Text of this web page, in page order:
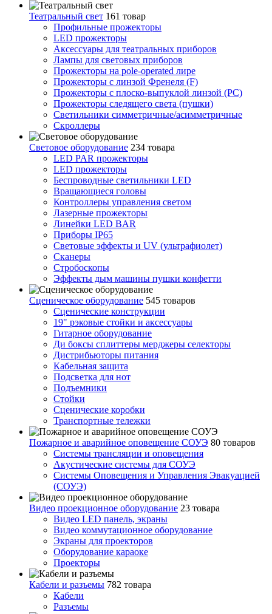
Театральный свет 161 товар
Профильные прожекторы
LED прожекторы
Аксессуары для театральных приборов
Лампы для световых приборов
Прожекторы на pole-operated лире
Прожекторы с линзой Френеля (F)
Прожекторы с плоско-выпуклой линзой (PC)
Прожекторы следящего света (пушки)
Светильники симметричные/асимметричные
Скроллеры
Световое оборудование 234 товара
LED PAR прожекторы
LED прожекторы
Беспроводные светильники LED
Вращающиеся головы
Контроллеры управления светом
Лазерные прожекторы
Линейки LED BAR
Приборы IP65
Световые эффекты и UV (ультрафиолет)
Сканеры
Стробоскопы
Эффекты дым машины пушки конфетти
Сценическое оборудование 545 товаров
Сценические конструкции
19" рэковые стойки и аксесcуары
Гитарное оборудование
Ди боксы сплиттеры мерджеры селекторы
Дистрибьюторы питания
Кабельная защита
Подсветка для нот
Подъемники
Стойки
Сценические коробки
Транспортные тележки
Пожарное и аварийное оповещение СОУЭ 80 товаров
Cистемы трансляции и оповещения
Акустические системы для СОУЭ
Системы Оповещения и Управления Эвакуацией
(СОУЭ)
Видео проекционное оборудование 23 товара
Видео LED панель, экраны
Видео коммутационное оборудование
Экраны для проекторов
Оборудование караоке
Проекторы
Кабели и разъемы 782 товара
Кабели
Разъемы